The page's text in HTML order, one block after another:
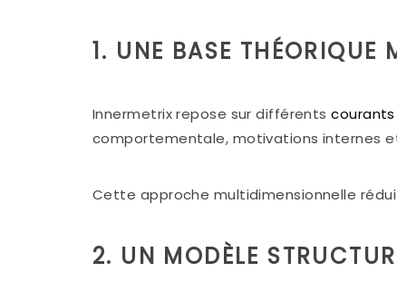
1. UNE BASE THÉORIQUE
Innermetrix repose sur différents
comportementale, motivations internes
Cette approche multidimensionnelle
2. UN MODÈLE